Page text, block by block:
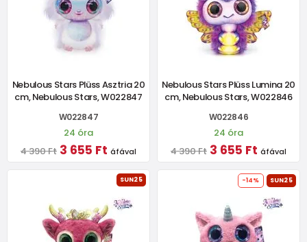
Nebulous Stars Plüss Asztria 20
cm, Nebulous Stars, W022847
W022847
24 óra
4 390 Ft 3 655 Ft áfával
Nebulous Stars Plüss Lumina 20
cm, Nebulous Stars, W022846
W022846
24 óra
4 390 Ft 3 655 Ft áfával
SUN25 -14% SUN25